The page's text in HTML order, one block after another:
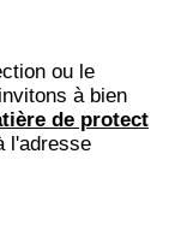
ou le
à bien
de protect
l'adresse